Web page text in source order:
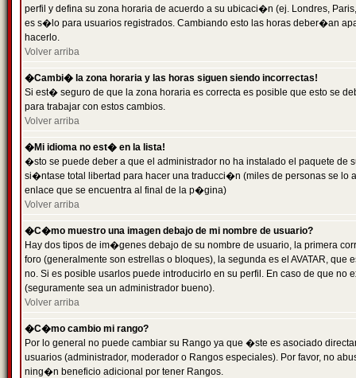
perfil y defina su zona horaria de acuerdo a su ubicaci�n (ej. Londres,
es s�lo para usuarios registrados. Cambiando esto las horas deber�an
hacerlo.
Volver arriba
�Cambi� la zona horaria y las horas siguen siendo incorrectas!
Si est� seguro de que la zona horaria es correcta es posible que esto se
para trabajar con estos cambios.
Volver arriba
�Mi idioma no est� en la lista!
�sto se puede deber a que el administrador no ha instalado el paquete
si�ntase total libertad para hacer una traducci�n (miles de personas se
enlace que se encuentra al final de la p�gina)
Volver arriba
�C�mo muestro una imagen debajo de mi nombre de usuario?
Hay dos tipos de im�genes debajo de su nombre de usuario, la primera
foro (generalmente son estrellas o bloques), la segunda es el AVATAR,
no. Si es posible usarlos puede introducirlo en su perfil. En caso de que
(seguramente sea un administrador bueno).
Volver arriba
�C�mo cambio mi rango?
Por lo general no puede cambiar su Rango ya que �ste es asociado
usuarios (administrador, moderador o Rangos especiales). Por favor, no
ning�n beneficio adicional por tener Rangos.